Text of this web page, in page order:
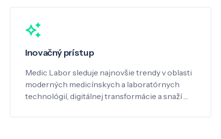
Inovačný prístup
Medic Labor sleduje najnovšie trendy v oblasti
moderných medicínskych a laboratórnych
technológií, digitálnej transformácie a snaží …